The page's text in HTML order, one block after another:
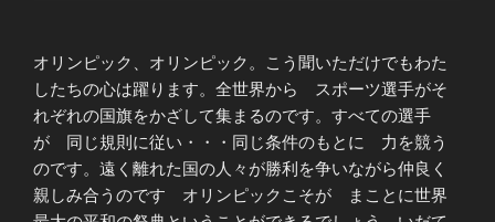
オリンピック、オリンピック。こう聞いただけでもわた
したちの心は躍ります。全世界から スポーツ選手がそ
れぞれの国旗をかざして集まるのです。すべての選手
が 同じ規則に従い・・・同じ条件のもとに 力を競う
のです。遠く離れた国の人々が勝利を争いながら仲良く
親しみ合うのです オリンピックこそが まことに世界